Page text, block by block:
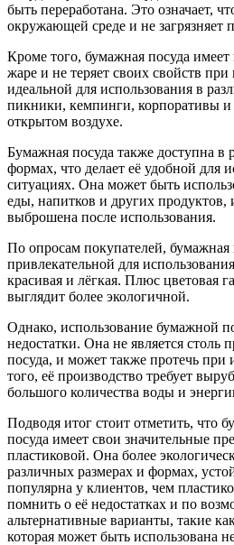
быть переработана. Это означает,
окружающей среде и не загрязняет
Кроме того, бумажная посуда
жаре и не теряет своих свойств
идеальной для использования в
пикники, кемпинги, корпоративы и
открытом воздухе.
Бумажная посуда также доступна в
формах, что делает её удобной для
ситуациях. Она может быть
еды, напитков и других продуктов,
выброшена после использования.
По опросам покупателей, бумажная
привлекательной для
красивая и лёгкая. Плюс цветовая
выглядит более экологичной.
Однако, использование бумажной
недостатки. Она не является столь
посуда, и может также протечь при
того, её производство требует
большого количества воды и
Подводя итог стоит отметить, что
посуда имеет свои значительные
пластиковой. Она более
различных размерах и формах,
популярна у клиентов, чем
помнить о её недостатках и по
альтернативные варианты, такие
которая может быть использована